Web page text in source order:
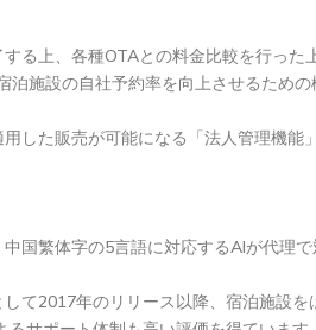
る上、各種OTAとの料金比較を行った
施設の自社予約率を向上させるための
した販売が可能になる「法人管理機能
国繁体字の5言語に対応するAIが代理で
て2017年のリリース以降、宿泊施設を